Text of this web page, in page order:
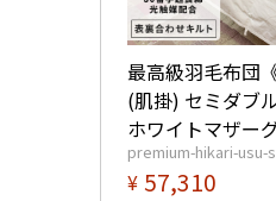
最高級羽毛布団
(肌掛) セミダブ
ホワイトマザー
95% (440dp以上
【6つ星プレミア
premium-hikari-usu-
¥ 57,310